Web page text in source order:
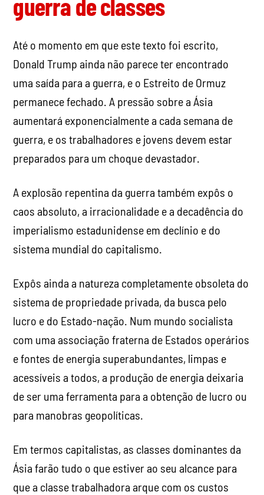
guerra de classes
Até o momento em que este texto foi escrito,
Donald Trump ainda não parece ter encontrado
uma saída para a guerra, e o Estreito de Ormuz
permanece fechado. A pressão sobre a Ásia
aumentará exponencialmente a cada semana de
guerra, e os trabalhadores e jovens devem estar
preparados para um choque devastador.
A explosão repentina da guerra também expôs o
caos absoluto, a irracionalidade e a decadência do
imperialismo estadunidense em declínio e do
sistema mundial do capitalismo.
Expôs ainda a natureza completamente obsoleta do
sistema de propriedade privada, da busca pelo
lucro e do Estado-nação. Num mundo socialista
com uma associação fraterna de Estados operários
e fontes de energia superabundantes, limpas e
acessíveis a todos, a produção de energia deixaria
de ser uma ferramenta para a obtenção de lucro ou
para manobras geopolíticas.
Em termos capitalistas, as classes dominantes da
Ásia farão tudo o que estiver ao seu alcance para
que a classe trabalhadora arque com os custos